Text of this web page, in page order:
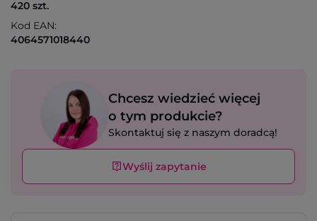
420 szt.
Kod EAN:
4064571018440
Chcesz wiedzieć więcej
o tym produkcie?
Skontaktuj się z naszym doradcą!
Wyślij zapytanie